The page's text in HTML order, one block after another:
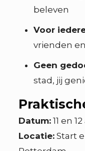
beleven
Voor
vrienden
Geen
stad, jij
Datum:11 en
Locatie:Start